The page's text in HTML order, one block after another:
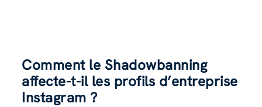
Comment le Shadowbanning
affecte-t-il les profils d’entreprise
Instagram ?